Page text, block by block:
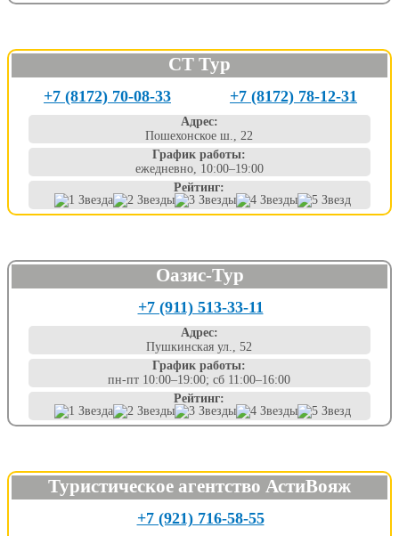
СТ Тур
+7 (8172) 70-08-33 +7 (8172) 78-12-31
Адрес:
Пошехонское ш., 22
График работы:
ежедневно, 10:00–19:00
Рейтинг:
Оазис-Тур
+7 (911) 513-33-11
Адрес:
Пушкинская ул., 52
График работы:
пн-пт 10:00–19:00; сб 11:00–16:00
Рейтинг:
Туристическое агентство АстиВояж
+7 (921) 716-58-55